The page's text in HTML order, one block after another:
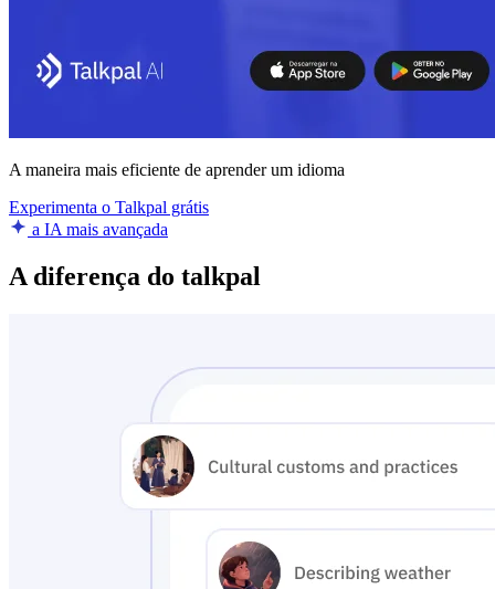
A maneira mais eficiente de aprender um idioma
Experimenta o Talkpal grátis
a IA mais avançada
A diferença do talkpal